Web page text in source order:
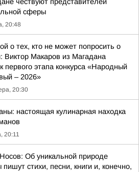
сферы
20:48
о тех, кто не может попросить о
Виктор Макаров из Магадана
первого этапа конкурса «Народный
– 2026»
20:30
настоящая кулинарная находка
20:11
Об уникальной природе
стихи, песни, книги и, конечно,